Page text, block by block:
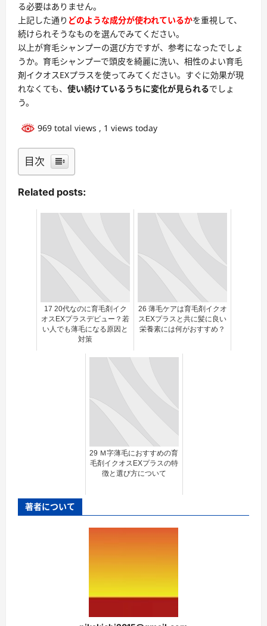
る必要はありません。
上記した通り どのような成分が使われているかを重視して、
続けられそうなものを選んでみてください。
以上が育毛シャンプーの選び方ですが、参考になったでしょ
うか。育毛シャンプーで頭皮を綺麗に洗い、相性のよい育毛
剤イクオスEXプラスを使ってみてください。すぐに効果が現
れなくても、 使い続けているうちに変化が見られるでしょ
う。
969 total views , 1 views today
目次
Related posts:
17 20代なのに育毛剤イク
オスEXプラスデビュー？若
い人でも薄毛になる原因と
対策
26 薄毛ケアは育毛剤イクオ
スEXプラスと共に髪に良い
栄養素には何がおすすめ？
29 Ｍ字薄毛におすすめの育
毛剤イクオスEXプラスの特
徴と選び方について
著者について